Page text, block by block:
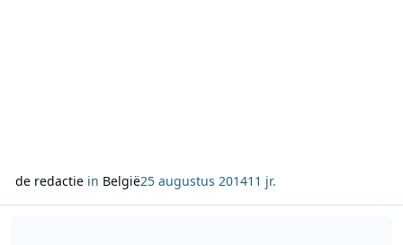
de redactiein België25 augustus 201411 jr.